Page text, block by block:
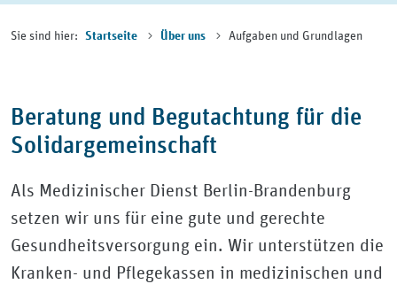
Sie sind hier: Startseite Über uns Aufgaben und Grundlagen
Beratung und Begutachtung für die
Solidargemeinschaft
Als Medizinischer Dienst Berlin-Brandenburg
setzen wir uns für eine gute und gerechte
Gesundheitsversorgung ein. Wir unterstützen die
Kranken- und Pflegekassen in medizinischen und